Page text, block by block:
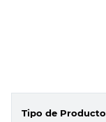
Tipo de Producto